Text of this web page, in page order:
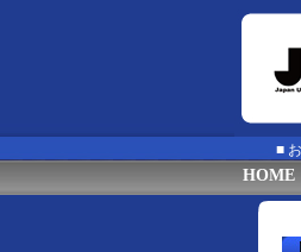
■
HOME